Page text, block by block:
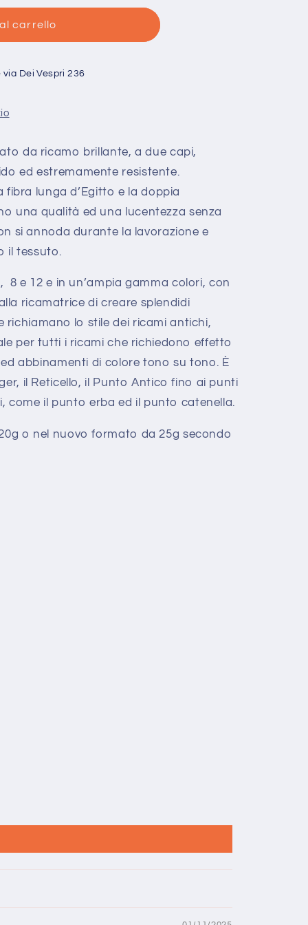
carrello
via Dei Vespri 236
da ricamo brillante, a due capi,
ed estremamente resistente.
fibra lunga d’Egitto e la doppia
una qualità ed una lucentezza senza
si annoda durante la lavorazione e
il tessuto.
8 e 12 e in un’ampia gamma colori, con
ricamatrice di creare splendidi
richiamano lo stile dei ricami antichi,
per tutti i ricami che richiedono effetto
abbinamenti di colore tono su tono. È
il Reticello, il Punto Antico fino ai punti
come il punto erba ed il punto catenella.
o nel nuovo formato da 25g secondo